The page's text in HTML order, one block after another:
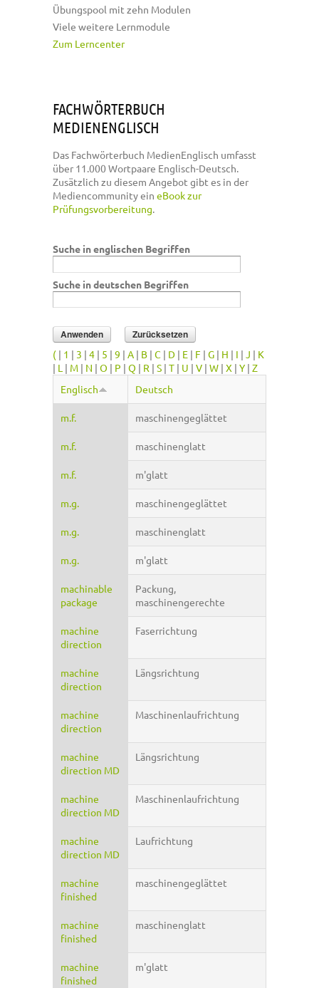
Übungspool mit zehn Modulen
Viele weitere Lernmodule
Zum Lerncenter
FACHWÖRTERBUCH
MEDIENENGLISCH
Das Fachwörterbuch MedienEnglisch umfasst
über 11.000 Wortpaare Englisch-Deutsch.
Zusätzlich zu diesem Angebot gibt es in der
Mediencommunity ein eBook zur
Prüfungsvorbereitung.
Suche in englischen Begriffen
Suche in deutschen Begriffen
( | 1 | 3 | 4 | 5 | 9 | A | B | C | D | E | F | G | H | I | J | K
| L | M | N | O | P | Q | R | S | T | U | V | W | X | Y | Z
Englisch
Deutsch
m.f. maschinengeglättet
m.f. maschinenglatt
m.f. m'glatt
m.g. maschinengeglättet
m.g. maschinenglatt
m.g. m'glatt
machinable
package
Packung,
maschinengerechte
machine
direction
Faserrichtung
machine
direction
Längsrichtung
machine
direction
Maschinenlaufrichtung
machine
direction MD
Längsrichtung
machine
direction MD
Maschinenlaufrichtung
machine
direction MD
Laufrichtung
machine
finished
maschinengeglättet
machine
finished
maschinenglatt
machine
finished
m'glatt